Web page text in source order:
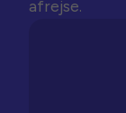
afrejse.